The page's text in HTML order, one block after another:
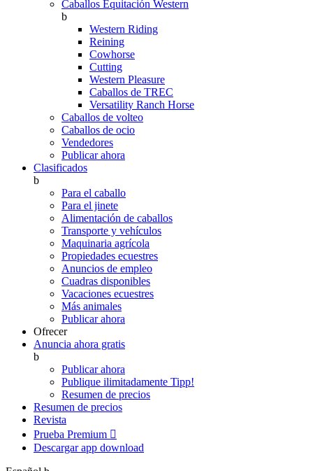
Caballos Equitación Western
b
Western Riding
Reining
Cowhorse
Cutting
Western Pleasure
Caballos de TREC
Versatility Ranch Horse
Caballos de volteo
Caballos de ocio
Vendedores
Publicar ahora
Clasificados
b
Para el caballo
Para el jinete
Alimentación de caballos
Transporte y vehículos
Maquinaria agrícola
Propiedades ecuestres
Anuncios de empleo
Cuadras disponibles
Vacaciones ecuestres
Más animales
Publicar ahora
Ofrecer
Anuncia ahora gratis
b
Publicar ahora
Publique ilimitadamente Tipp!
Resumen de precios
Resumen de precios
Revista
Prueba Premium 
Descargar app download